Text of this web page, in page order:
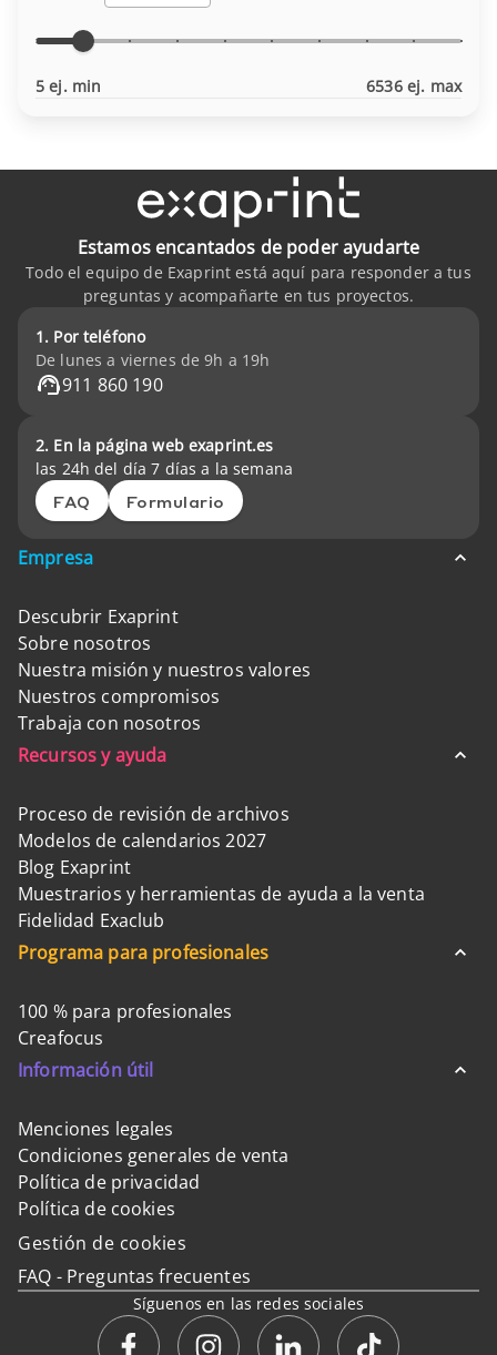
5 ej. min 6536 ej. max
Estamos encantados de poder ayudarte
Todo el equipo de Exaprint está aquí para responder a tus
preguntas y acompañarte en tus proyectos.
1. Por teléfono
De lunes a viernes de 9h a 19h
911 860 190
2. En la página web exaprint.es
las 24h del día 7 días a la semana
FAQ Formulario
Empresa
Descubrir Exaprint
Sobre nosotros
Nuestra misión y nuestros valores
Nuestros compromisos
Trabaja con nosotros
Recursos y ayuda
Proceso de revisión de archivos
Modelos de calendarios 2027
Blog Exaprint
Muestrarios y herramientas de ayuda a la venta
Fidelidad Exaclub
Programa para profesionales
100 % para profesionales
Creafocus
Información útil
Menciones legales
Condiciones generales de venta
Política de privacidad
Política de cookies
Gestión de cookies
FAQ - Preguntas frecuentes
Síguenos en las redes sociales